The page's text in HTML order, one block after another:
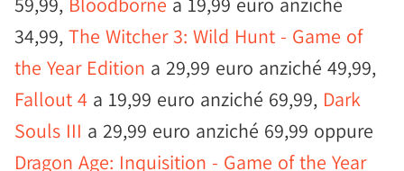
34,99, The Witcher 3: Wild Hunt - Game of
the Year Edition a 29,99 euro anziché 49,99,
Fallout 4 a 19,99 euro anziché 69,99, Dark
Souls III a 29,99 euro anziché 69,99 oppure
Dragon Age: Inquisition - Game of the Year